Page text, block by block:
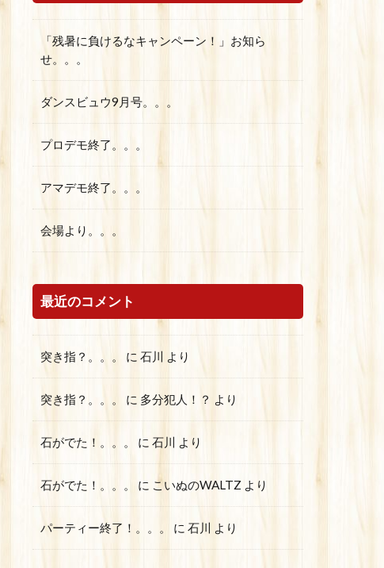
「残暑に負けるなキャンペーン！」お知ら
せ。。。
ダンスビュウ9月号。。。
プロデモ終了。。。
アマデモ終了。。。
会場より。。。
最近のコメント
突き指？。。。 に 石川 より
突き指？。。。 に 多分犯人！？ より
石がでた！。。。 に 石川 より
石がでた！。。。 に こいぬのWALTZ より
パーティー終了！。。。 に 石川 より